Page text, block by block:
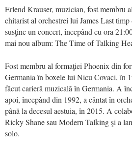
Erlend Krauser, muzician, fost membru
chitarist al orchestrei lui James Last
susţine un concert, începând cu ora
mai nou album: The Time of Talking
Fost membru al formaţiei Phoenix din
Germania în boxele lui Nicu Covaci, în
făcut carieră muzicală în Germania. A
apoi, începând din 1992, a cântat în
până la decesul aestuia, în 2015. A
Ricky Shane sau Modern Talking şi a
solo.